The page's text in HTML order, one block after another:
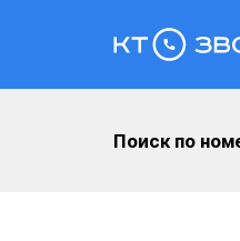
Поиск по